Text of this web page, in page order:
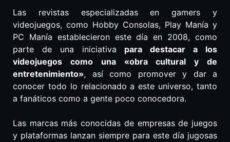
Las revistas especializadas en gamers y
videojuegos, como Hobby Consolas, Play Manía y
PC Manía establecieron este día en 2008, como
parte de una iniciativa para destacar a los
videojuegos como una «obra cultural y de
entretenimiento», así como promover y dar a
conocer todo lo relacionado a este universo, tanto
a fanáticos como a gente poco conocedora.
Las marcas más conocidas de empresas de juegos
y plataformas lanzan siempre para este día jugosas